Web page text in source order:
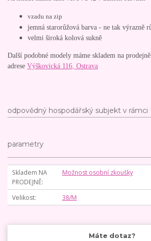
vzadu na zip
jemná starorůžová barva - ne tak výrazně
velmi široká kolová sukně
Další podobné modely máme skladem na
adrese Výškovická 116, Ostrava
odpovědný hospodářský subjekt v rámci
parametry
Skladem NA
PRODEJNĚ
Možnost osobní zkoušky
Velikost 38/M
Máte dotaz?